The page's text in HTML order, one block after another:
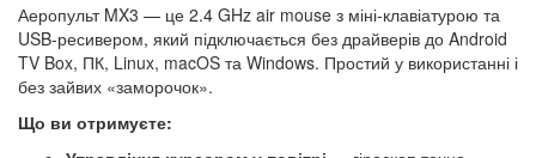
Аеропульт MX3 — це 2.4 GHz air mouse з міні-клавіатурою та
USB-ресивером, який підключається без драйверів до Android
TV Box, ПК, Linux, macOS та Windows. Простий у використанні і
без зайвих «заморочок».
Що ви отримуєте: